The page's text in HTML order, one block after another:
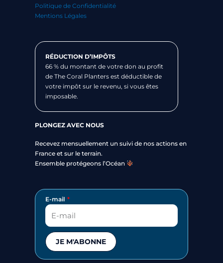
Politique de Confidentialité
Mentions Légales
RÉDUCTION D’IMPÔTS
66 % du montant de votre don au profit
de The Coral Planters est déductible de
votre impôt sur le revenu, si vous êtes
imposable.
PLONGEZ AVEC NOUS
Recevez mensuellement un suivi de nos actions en
France et sur le terrain.
Ensemble protégeons l’Océan
E-mail
JE M'ABONNE